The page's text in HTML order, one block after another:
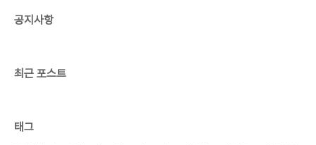
기가 손바닥 만하다. 저렴한 옵션인 투명 아크릴 케이
공지사항
최근 포스트
태그